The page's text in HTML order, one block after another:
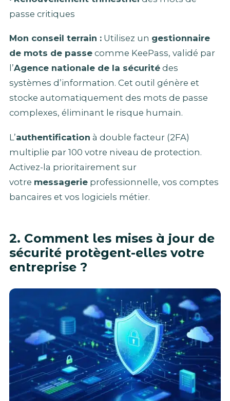
passe critiques
Mon conseil terrain : Utilisez un gestionnaire
de mots de passe comme KeePass, validé par
l’Agence nationale de la sécurité des
systèmes d’information. Cet outil génère et
stocke automatiquement des mots de passe
complexes, éliminant le risque humain.
L’authentification à double facteur (2FA)
multiplie par 100 votre niveau de protection.
Activez-la prioritairement sur
votre messagerie professionnelle, vos comptes
bancaires et vos logiciels métier.
2. Comment les mises à jour de
sécurité protègent-elles votre
entreprise ?